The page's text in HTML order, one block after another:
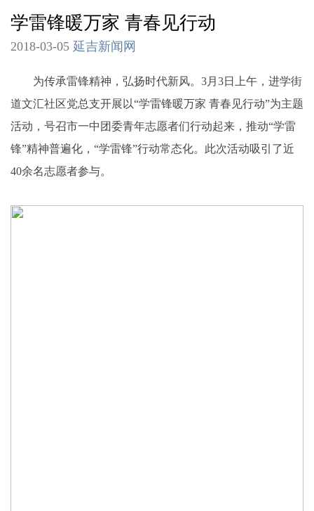
学雷锋暖万家 青春见行动
2018-03-05 延吉新闻网
为传承雷锋精神，弘扬时代新风。3月3日上午，进学街
道文汇社区党总支开展以“学雷锋暖万家 青春见行动”为主题
活动，号召市一中团委青年志愿者们行动起来，推动“学雷
锋”精神普遍化，“学雷锋”行动常态化。此次活动吸引了近
40余名志愿者参与。